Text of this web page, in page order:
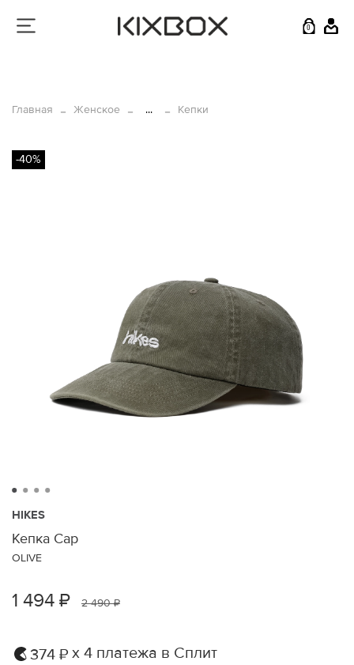
0
Главная Женское ... Кепки
-40%
HIKES
Кепка Cap
OLIVE
1 494 ₽ 2 490 ₽
374 ₽ х 4 платежа в Сплит